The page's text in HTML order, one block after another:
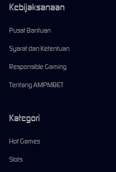
Kebijaksanaan
Pusat Bantuan
Syarat dan Ketentuan
Responsible Gaming
Tentang AMPMBET
Kategori
Hot Games
Slots